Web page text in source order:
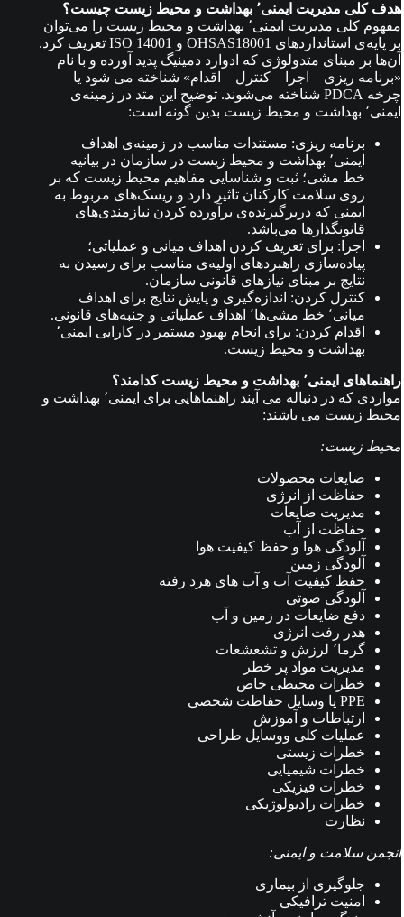
هدف کلی مدیریت ایمنی٬ بهداشت و محیط زیست چیست؟
مفهوم کلی مدیریت ایمنی٬ بهداشت و محیط زیست را می‌توان
بر پایه‌ی استانداردهای OHSAS18001 و ISO 14001 تعریف کرد.
آن‌ها بر مبنای متدولوژی که ادوارد دمینیگ پدید آورده و با نام
«برنامه ریزی – اجرا – کنترل – اقدام» شناخته می شود یا
چرخه PDCA شناخته می‌شوند. توضیح این متد در زمینه‌ی
ایمنی٬ بهداشت و محیط زیست بدین گونه است:
برنامه ریزی: مستندات مناسب در زمینه‌ی اهداف
ایمنی٬ بهداشت و محیط زیست در سازمان در بیانیه
خط مشی؛ ثبت و شناسایی مفاهیم محیط زیست که بر
روی سلامت کارکنان تاثیر دارد و ریسک‌های مربوط به
ایمنی که دربرگیرنده‌ی برآورده کردن نیازمندی‌های
قانونگذارها می‌باشد.
اجرا: برای تعریف کردن اهداف میانی و عملیاتی؛
پیاده‌سازی راهبردهای اولیه‌ی مناسب برای رسیدن به
نتایج بر مبنای نیازهای قانونی سازمان.
کنترل کردن: اندازه‌گیری و پایش نتایج برای اهداف
میانی٬ خط مشی‌ها٬ اهداف عملیاتی و جنبه‌های قانونی.
اقدام کردن: برای انجام بهبود مستمر در کارایی ایمنی٬
بهداشت و محیط زیست.
راهنماهای ایمنی٬ بهداشت و محیط زیست کدامند؟
مواردی که در دنباله می آیند راهنماهایی برای ایمنی٬ بهداشت و
محیط زیست می باشند:
محیط زیست:
ضایعات محصولات
حفاظت از انرژی
مدیریت ضایعات
حفاظت از آب
آلودگی هوا و حفظ کیفیت هوا
آلودگی زمین
حفظ کیفیت آب و آب های هرد رفته
آلودگی صوتی
دفع ضایعات در زمین و آب
هدر رفت انرژی
گرما٬ لرزش و تشعشعات
مدیریت مواد پر خطر
خطرات محیطی خاص
PPE یا وسایل حفاظت شخصی
ارتباطات و آموزش
عملیات کلی ووسایل طراحی
خطرات زیستی
خطرات شیمیایی
خطرات فیزیکی
خطرات رادیولوژیکی
نظارت
انجمن سلامت و ایمنی:
جلوگیری از بیماری
امنیت ترافیکی